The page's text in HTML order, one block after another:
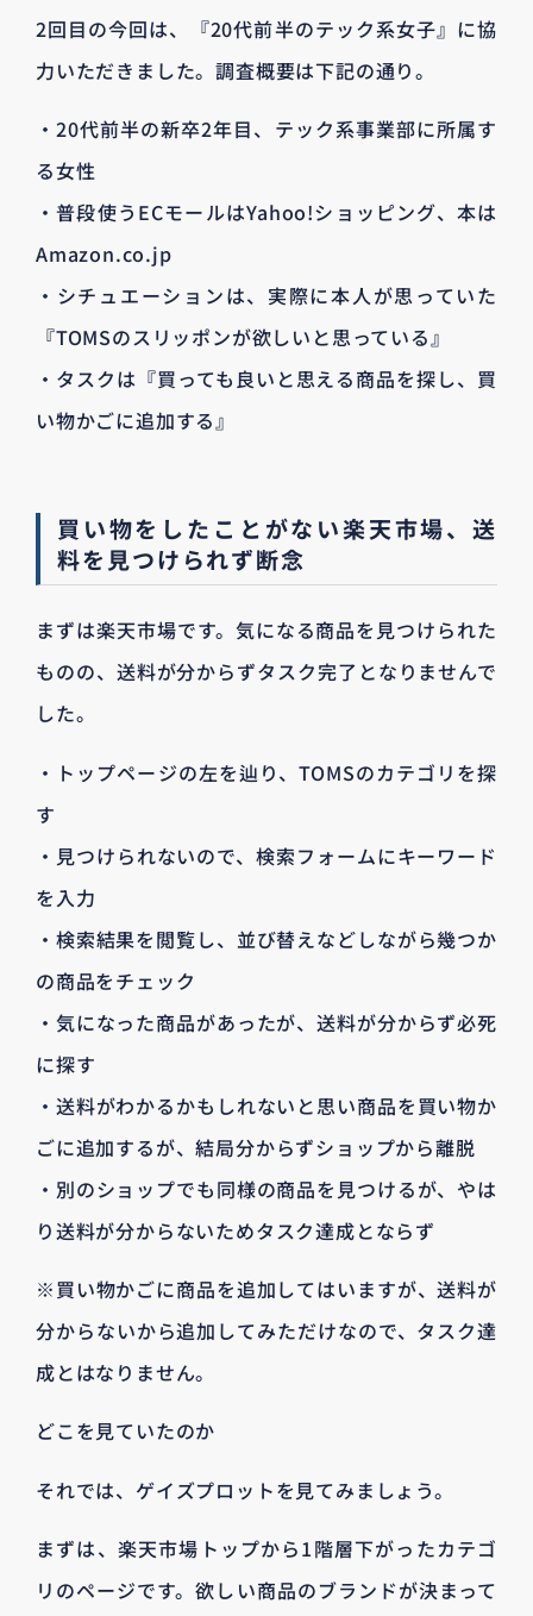
2回目の今回は、『20代前半のテック系女子』に協
力いただきました。調査概要は下記の通り。
・20代前半の新卒2年目、テック系事業部に所属す
る女性
・普段使うECモールはYahoo!ショッピング、本は
Amazon.co.jp
・シチュエーションは、実際に本人が思っていた
『TOMSのスリッポンが欲しいと思っている』
・タスクは『買っても良いと思える商品を探し、買
い物かごに追加する』
買い物をしたことがない楽天市場、送
料を見つけられず断念
まずは楽天市場です。気になる商品を見つけられた
ものの、送料が分からずタスク完了となりませんで
した。
・トップページの左を辿り、TOMSのカテゴリを探
す
・見つけられないので、検索フォームにキーワード
を入力
・検索結果を閲覧し、並び替えなどしながら幾つか
の商品をチェック
・気になった商品があったが、送料が分からず必死
に探す
・送料がわかるかもしれないと思い商品を買い物か
ごに追加するが、結局分からずショップから離脱
・別のショップでも同様の商品を見つけるが、やは
り送料が分からないためタスク達成とならず
※買い物かごに商品を追加してはいますが、送料が
分からないから追加してみただけなので、タスク達
成とはなりません。
どこを見ていたのか
それでは、ゲイズプロットを見てみましょう。
まずは、楽天市場トップから1階層下がったカテゴ
リのページです。欲しい商品のブランドが決まって